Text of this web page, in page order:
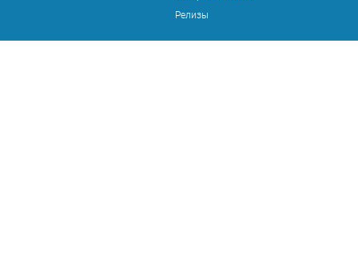
Релизы